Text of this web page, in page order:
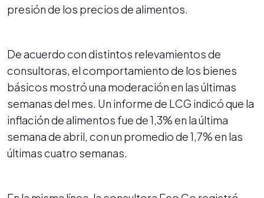
presión de los precios de alimentos.
De acuerdo con distintos relevamientos de
consultoras, el comportamiento de los bienes
básicos mostró una moderación en las últimas
semanas del mes. Un informe de LCG indicó que la
inflación de alimentos fue de 1,3% en la última
semana de abril, con un promedio de 1,7% en las
últimas cuatro semanas.